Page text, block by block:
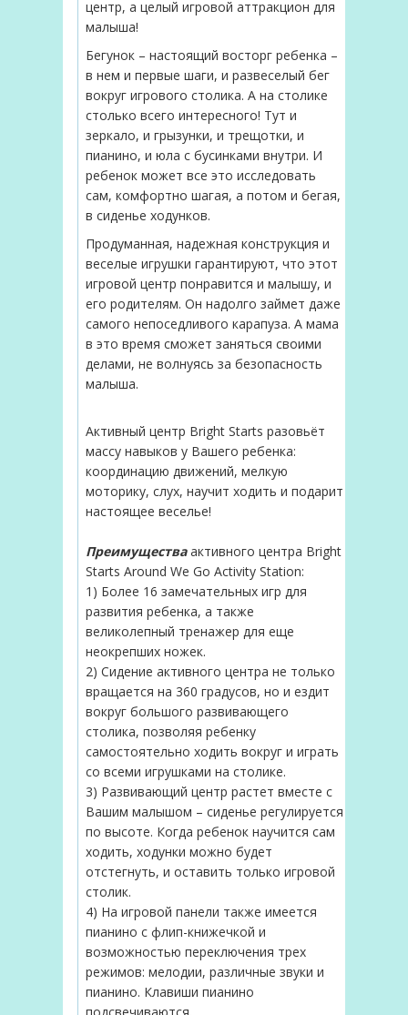
центр, а целый игровой аттракцион для
малыша!
Бегунок – настоящий восторг ребенка –
в нем и первые шаги, и развеселый бег
вокруг игрового столика. А на столике
столько всего интересного! Тут и
зеркало, и грызунки, и трещотки, и
пианино, и юла с бусинками внутри. И
ребенок может все это исследовать
сам, комфортно шагая, а потом и бегая,
в сиденье ходунков.
Продуманная, надежная конструкция и
веселые игрушки гарантируют, что этот
игровой центр понравится и малышу, и
его родителям. Он надолго займет даже
самого непоседливого карапуза. А мама
в это время сможет заняться своими
делами, не волнуясь за безопасность
малыша.
Активный центр Bright Starts разовьёт
массу навыков у Вашего ребенка:
координацию движений, мелкую
моторику, слух, научит ходить и подарит
настоящее веселье!
Преимущества активного центра Bright
Starts Around We Go Activity Station:
1) Более 16 замечательных игр для
развития ребенка, а также
великолепный тренажер для еще
неокрепших ножек.
2) Сидение активного центра не только
вращается на 360 градусов, но и ездит
вокруг большого развивающего
столика, позволяя ребенку
самостоятельно ходить вокруг и играть
со всеми игрушками на столике.
3) Развивающий центр растет вместе с
Вашим малышом – сиденье регулируется
по высоте. Когда ребенок научится сам
ходить, ходунки можно будет
отстегнуть, и оставить только игровой
столик.
4) На игровой панели также имеется
пианино с флип-книжечкой и
возможностью переключения трех
режимов: мелодии, различные звуки и
пианино. Клавиши пианино